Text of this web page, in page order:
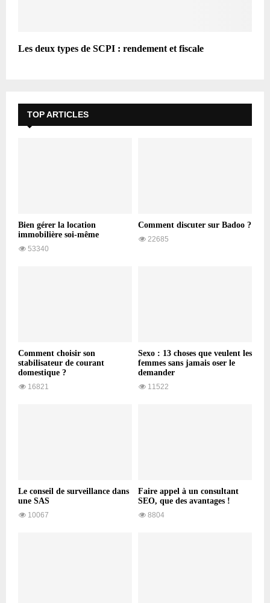
Les deux types de SCPI : rendement et fiscale
TOP ARTICLES
Bien gérer la location
immobilière soi-même
53340
Comment discuter sur Badoo ?
22685
Comment choisir son
stabilisateur de courant
domestique ?
16821
Sexo : 13 choses que veulent les
femmes sans jamais oser le
demander
11522
Le conseil de surveillance dans
une SAS
10067
Faire appel à un consultant
SEO, que des avantages !
8804